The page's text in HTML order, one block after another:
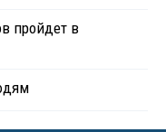
пройдет в